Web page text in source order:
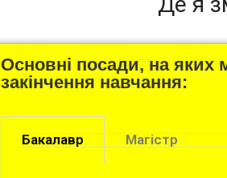
Основні посади, на яких
закінчення навчання:
Бакалавр Магістр